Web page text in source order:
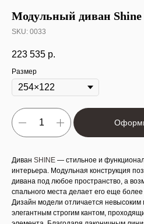
Модульный диван Shine
SKU: 0033
223 535 р.
Размер
Диван SHINE — стильное и
интерьера. Модульная конструкция
дивана под любое пространство, а
спального места делает его еще
Дизайн модели отличается невысоким
элегантным строгим кантом,